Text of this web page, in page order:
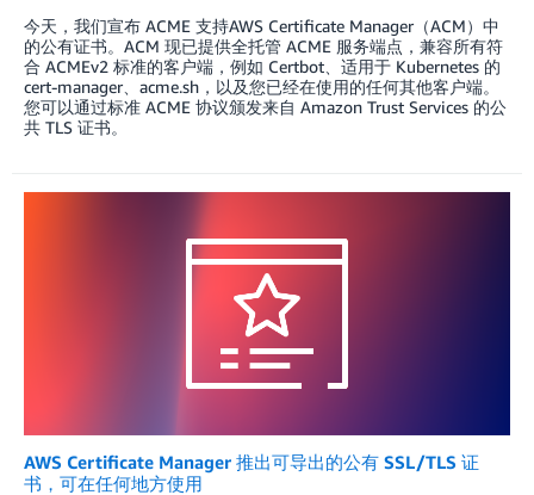
今天，我们宣布 ACME 支持AWS Certificate Manager（ACM）中
的公有证书。ACM 现已提供全托管 ACME 服务端点，兼容所有符
合 ACMEv2 标准的客户端，例如 Certbot、适用于 Kubernetes 的
cert-manager、acme.sh，以及您已经在使用的任何其他客户端。
您可以通过标准 ACME 协议颁发来自 Amazon Trust Services 的公
共 TLS 证书。
AWS Certificate Manager 推出可导出的公有 SSL/TLS 证
书，可在任何地方使用